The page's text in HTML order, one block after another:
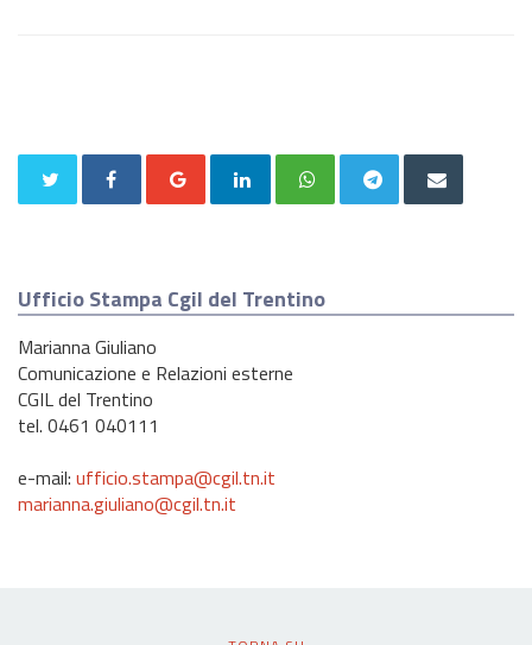
Ufficio Stampa Cgil del Trentino
Marianna Giuliano
Comunicazione e Relazioni esterne
CGIL del Trentino
tel. 0461 040111
e-mail: ufficio.stampa@cgil.tn.it
marianna.giuliano@cgil.tn.it